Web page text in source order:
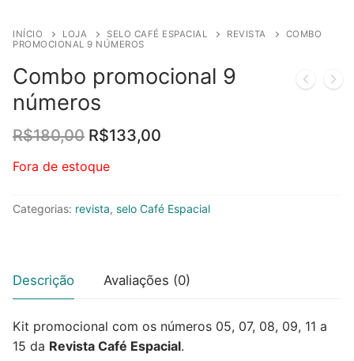
INÍCIO LOJA SELO CAFÉ ESPACIAL REVISTA
COMBO
PROMOCIONAL 9 NÚMEROS
Combo promocional 9
números
R$180,00 O
original
R$133,00
Fora de estoque
Categorias: revista, selo Café Espacial
Descrição Avaliações (0)
Kit promocional com os números 05, 07, 08, 09, 11 a
15 da Revista Café Espacial.